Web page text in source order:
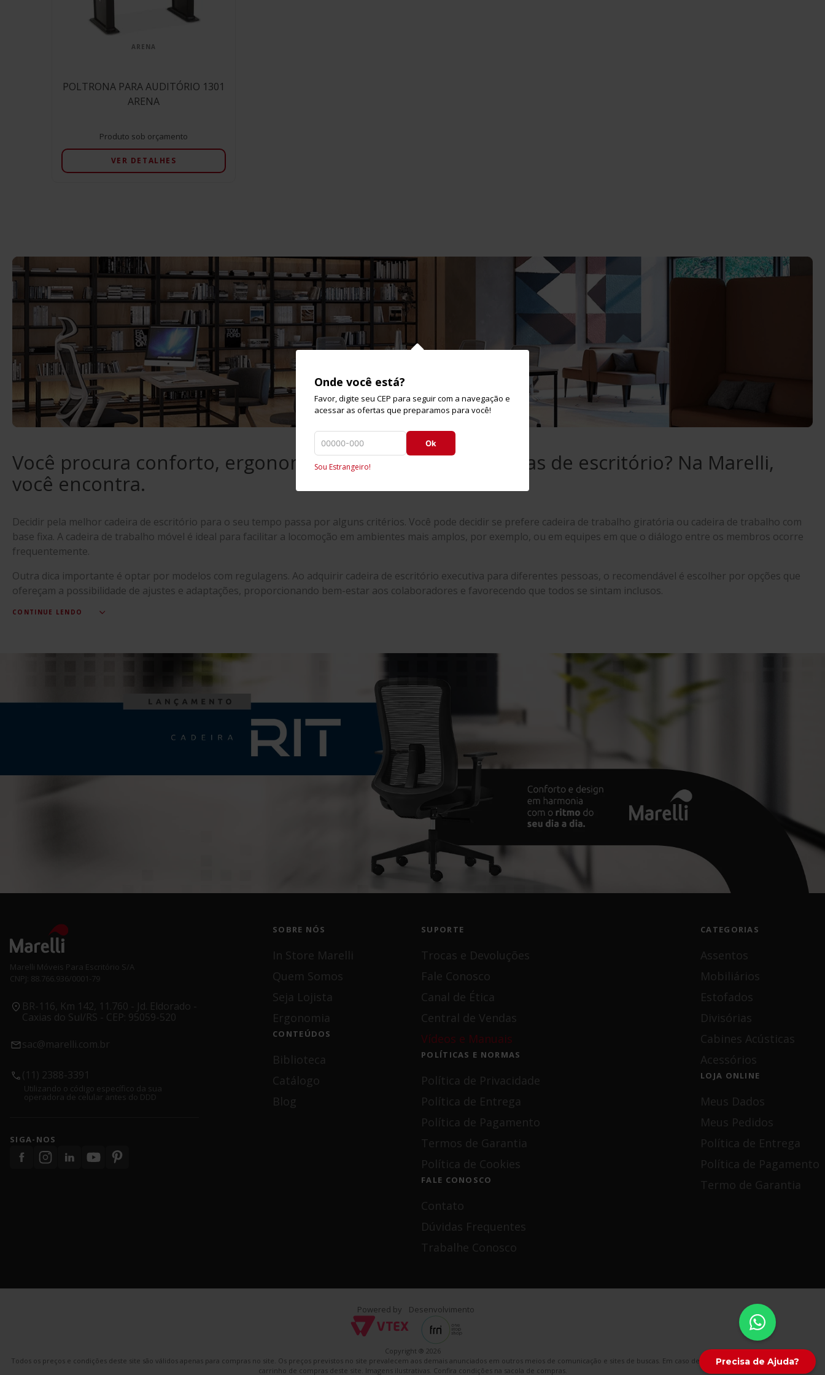
Onde você está?
Favor, digite seu CEP para seguir com a navegação e
acessar as ofertas que preparamos para você!
Ok
Sou Estrangeiro!
ARENA
POLTRONA PARA AUDITÓRIO 1301
ARENA
Produto sob orçamento
VER DETALHES
Você procura conforto, ergonomia e qualidade em cadeiras de escritório? Na Marelli,
você encontra.
Decidir pela melhor cadeira de escritório para o seu tempo passa por alguns critérios. Você pode decidir se prefere cadeira de trabalho giratória ou cadeira de trabalho com
base fixa. A cadeira de trabalho móvel é ideal para facilitar a locomoção em ambientes mais amplos, por exemplo, ou em equipes em que o diálogo entre os membros ocorre
frequentemente.
Outra dica importante é optar por modelos com regulagens. Ao adquirir cadeira de escritório executiva para diferentes pessoas, o recomendável é escolher por opções que
ofereçam a possibilidade de ajustes e adaptações, proporcionando bem-estar aos colaboradores e favorecendo que todos se sintam inclusos.
Marelli Móveis Para Escritório S/A
CNPJ: 88.766.936/0001-79
BR-116, Km 142, 11.760 - Jd. Eldorado -
Caxias do Sul/RS - CEP: 95059-520
sac@marelli.com.br
(11) 2388-3391
Utilizando o código específico da sua
operadora de celular antes do DDD
SIGA-NOS
SOBRE NÓS
In Store Marelli
Quem Somos
Seja Lojista
Ergonomia
CONTEÚDOS
Biblioteca
Catálogo
Blog
SUPORTE
Trocas e Devoluções
Fale Conosco
Canal de Ética
Central de Vendas
Vídeos e Manuais
POLÍTICAS E NORMAS
Política de Privacidade
Política de Entrega
Política de Pagamento
Termos de Garantia
Política de Cookies
FALE CONOSCO
Contato
Dúvidas Frequentes
Trabalhe Conosco
CATEGORIAS
Assentos
Mobiliários
Estofados
Divisórias
Cabines Acústicas
Acessórios
LOJA ONLINE
Meus Dados
Meus Pedidos
Política de Entrega
Política de Pagamento
Termo de Garantia
Powered by Desenvolvimento
Copyright ® 2026
Todos os preços e condições deste site são válidos apenas para compras no site. Os preços previstos no site prevalecem aos demais anunciados em outros meios de comunicação e sites de buscas. Em caso de divergência, o preço válido é o do
carrinho de compras deste site. Imagens ilustrativas. Confira condições na sacola de compras.